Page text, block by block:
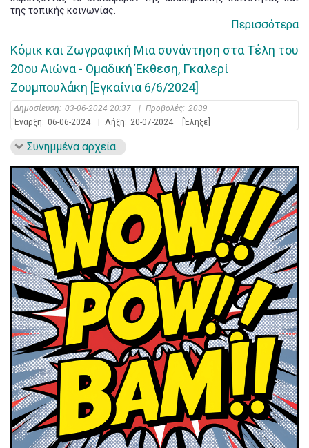
της τοπικής κοινωνίας.
Περισσότερα
Κόμικ και Ζωγραφική Μια συνάντηση στα Τέλη του
20ου Αιώνα - Ομαδική Έκθεση, Γκαλερί
Ζουμπουλάκη [Εγκαίνια 6/6/2024]
Δημοσίευση: 03-06-2024 20:37 | Προβολές: 2039
Έναρξη: 06-06-2024 | Λήξη: 20-07-2024 [Έληξε]
Συνημμένα αρχεία